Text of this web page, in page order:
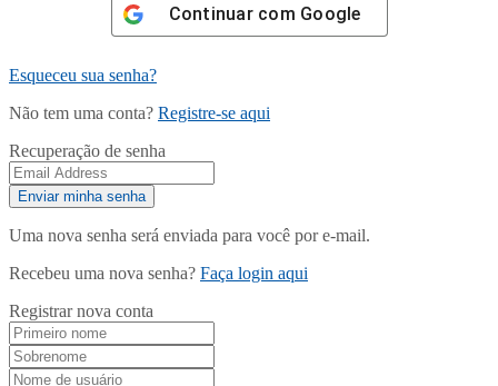
Continuar com Google
Esqueceu sua senha?
Não tem uma conta? Registre-se aqui
Recuperação de senha
Uma nova senha será enviada para você por e-mail.
Recebeu uma nova senha? Faça login aqui
Registrar nova conta